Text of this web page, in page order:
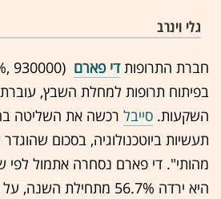
גלי וינרב
חברת התרופותדי פארם (930000 ,‎
בפיתוח תרופות למחלת השבץ, עוברת
השקעות. סייבל
תעשיות ביוטכנולוגיה, בסכום
היא ירדה 56.7% מתחילת